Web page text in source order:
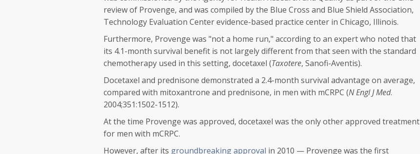
review of Provenge, and was compiled by the Blue Cross and Blue Shield Association,
Technology Evaluation Center evidence-based practice center in Chicago, Illinois.
Furthermore, Provenge was "not a home run," according to an expert who noted that
its 4.1-month survival benefit is not largely different from that seen with the standard
chemotherapy used in this setting, docetaxel (Taxotere, Sanofi-Aventis).
Docetaxel and prednisone demonstrated a 2.4-month survival advantage on average,
compared with mitoxantrone and prednisone, in men with mCRPC (N Engl J Med.
2004;351:1502-1512).
At the time Provenge was approved, docetaxel was the only other approved treatment
for men with mCRPC.
However, after its groundbreaking approval in 2010 — Provenge was the first